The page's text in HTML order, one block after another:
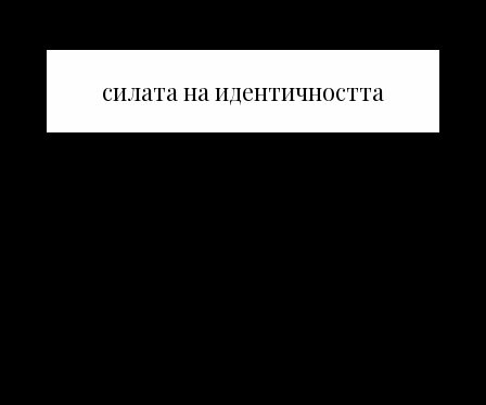
силата на идентичността